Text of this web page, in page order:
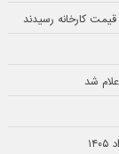
قیمت کارخانه رسیدند